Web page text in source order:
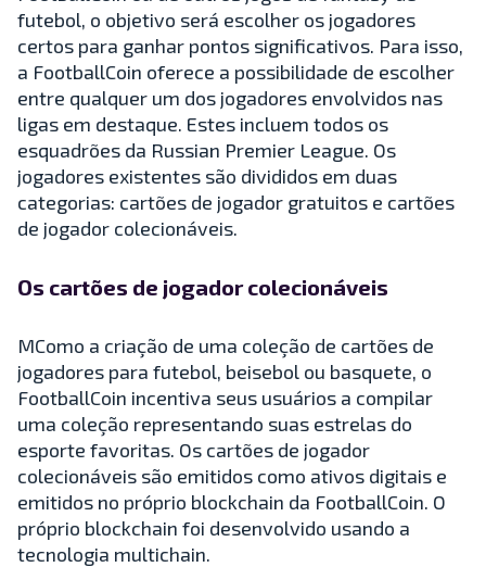
futebol, o objetivo será escolher os jogadores
certos para ganhar pontos significativos. Para isso,
a FootballCoin oferece a possibilidade de escolher
entre qualquer um dos jogadores envolvidos nas
ligas em destaque. Estes incluem todos os
esquadrões da Russian Premier League. Os
jogadores existentes são divididos em duas
categorias: cartões de jogador gratuitos e cartões
de jogador colecionáveis.
Os cartões de jogador colecionáveis
MComo a criação de uma coleção de cartões de
jogadores para futebol, beisebol ou basquete, o
FootballCoin incentiva seus usuários a compilar
uma coleção representando suas estrelas do
esporte favoritas. Os cartões de jogador
colecionáveis são emitidos como ativos digitais e
emitidos no próprio blockchain da FootballCoin. O
próprio blockchain foi desenvolvido usando a
tecnologia multichain.